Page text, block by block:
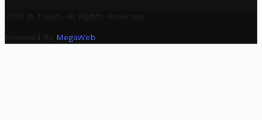
2025 © Trovit. All Rights Reserved.
Powered By MegaWeb